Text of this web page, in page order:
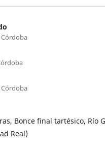
Bonce final tartésico, Río
Real)